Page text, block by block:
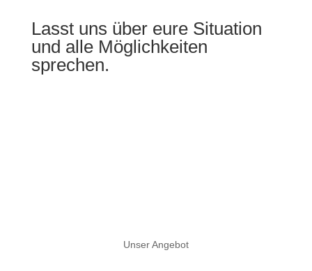
Lasst uns über eure Situation
und alle Möglichkeiten
sprechen.
Unser Angebot